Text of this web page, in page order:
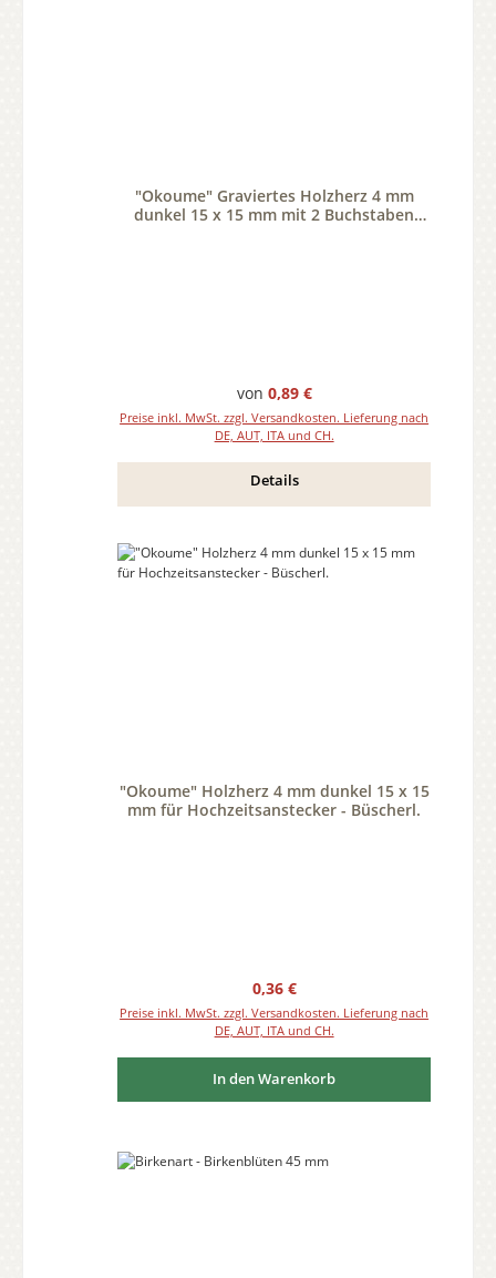
"Okoume" Graviertes Holzherz 4 mm
dunkel 15 x 15 mm mit 2 Buchstaben
Regulärer Preis:
von 0,89 €
Preise inkl. MwSt. zzgl. Versandkosten. Lieferung nach
DE, AUT, ITA und CH.
Details
"Okoume" Holzherz 4 mm dunkel 15 x 15
mm für Hochzeitsanstecker - Büscherl.
Regulärer Preis:
0,36 €
Preise inkl. MwSt. zzgl. Versandkosten. Lieferung nach
DE, AUT, ITA und CH.
In den Warenkorb